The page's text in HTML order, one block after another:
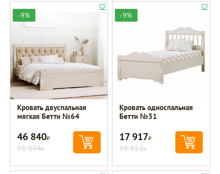
-9%
Кровать двуспальная
мягкая Бетти №64
46 840Р
51 374Р
-9%
Кровать односпальная
Бетти №31
17 917Р
19 652Р